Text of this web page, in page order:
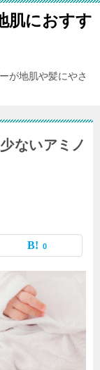
肌におすす
が地肌や髪にやさ
ないアミノ
0